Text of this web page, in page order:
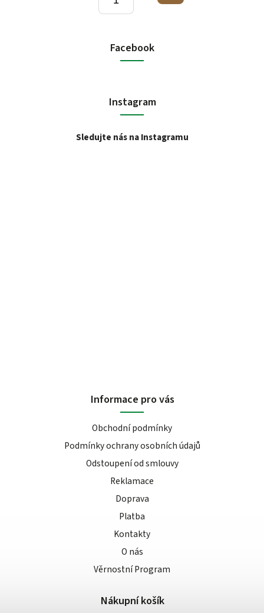
Facebook
Instagram
Sledujte nás na Instagramu
Informace pro vás
Obchodní podmínky
Podmínky ochrany osobních údajů
Odstoupení od smlouvy
Reklamace
Doprava
Platba
Kontakty
O nás
Věrnostní Program
Nákupní košík